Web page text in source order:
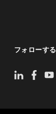
フォローする